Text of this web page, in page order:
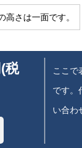
さは一面です。
税
ここで
です。
い合わ